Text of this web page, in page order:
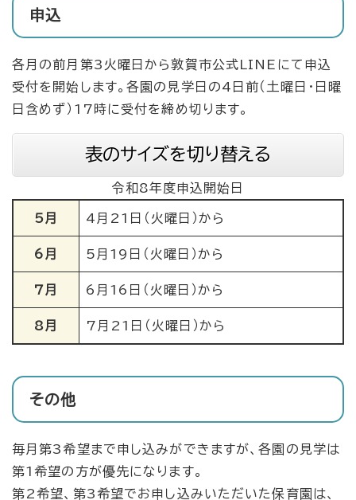
申込
各月の前月第3火曜日から敦賀市公式LINEにて申込
受付を開始します。各園の見学日の4日前（土曜日・日曜
日含めず）17時に受付を締め切ります。
表のサイズを切り替える
令和8年度申込開始日
5月 4月21日（火曜日）から
6月 5月19日（火曜日）から
7月 6月16日（火曜日）から
8月 7月21日（火曜日）から
その他
毎月第3希望まで申し込みができますが、各園の見学は
第1希望の方が優先になります。
第2希望、第3希望でお申し込みいただいた保育園は、